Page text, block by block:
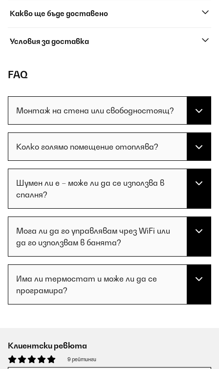
Какво ще бъде доставено
Условия за доставка
FAQ
Монтаж на стена или свободностоящ?
Колко голямо помещение отоплява?
Шумен ли е – може ли да се използва в
спалня?
Мога ли да го управлявам чрез WiFi или
да го използвам в банята?
Има ли термостат и може ли да се
програмира?
Клиентски ревюта
9 рейтинги